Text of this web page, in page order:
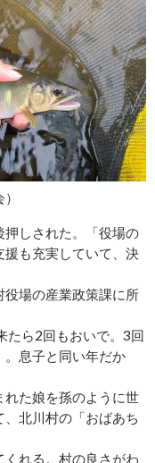
しされた。「役場の
援も充実していて、決
場の産業政策課に所
たら2回もおいで。3回
。息子と同い年だか
れた娘を孫のように世
北川村の「おばあち
れる。村の良さがわ